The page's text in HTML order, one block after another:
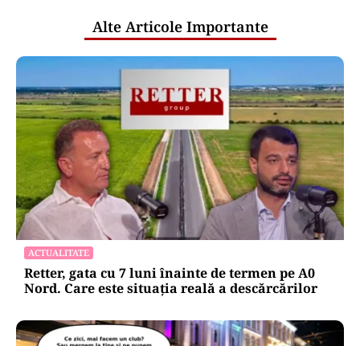
Alte Articole Importante
ACTUALITATE
Retter, gata cu 7 luni înainte de termen pe A0
Nord. Care este situația reală a descărcărilor